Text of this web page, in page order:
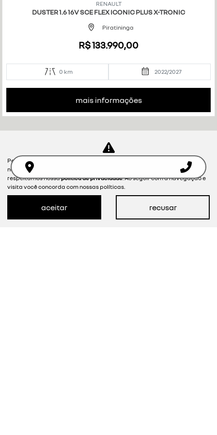
RENAULT
DUSTER 1.6 16V SCE FLEX ICONIC PLUS X-TRONIC
Piratininga
R$ 133.990,00
0 km 2022/2027
mais informações
Para otimizar sua experiência durante a navegação, fazemos uso de
nossa política de cookies e para proteger seus dados pessoais
respeitamos nossapolítica de privacidade. Ao seguir com a navegação e
visita você concorda com nossas políticas.
aceitar recusar